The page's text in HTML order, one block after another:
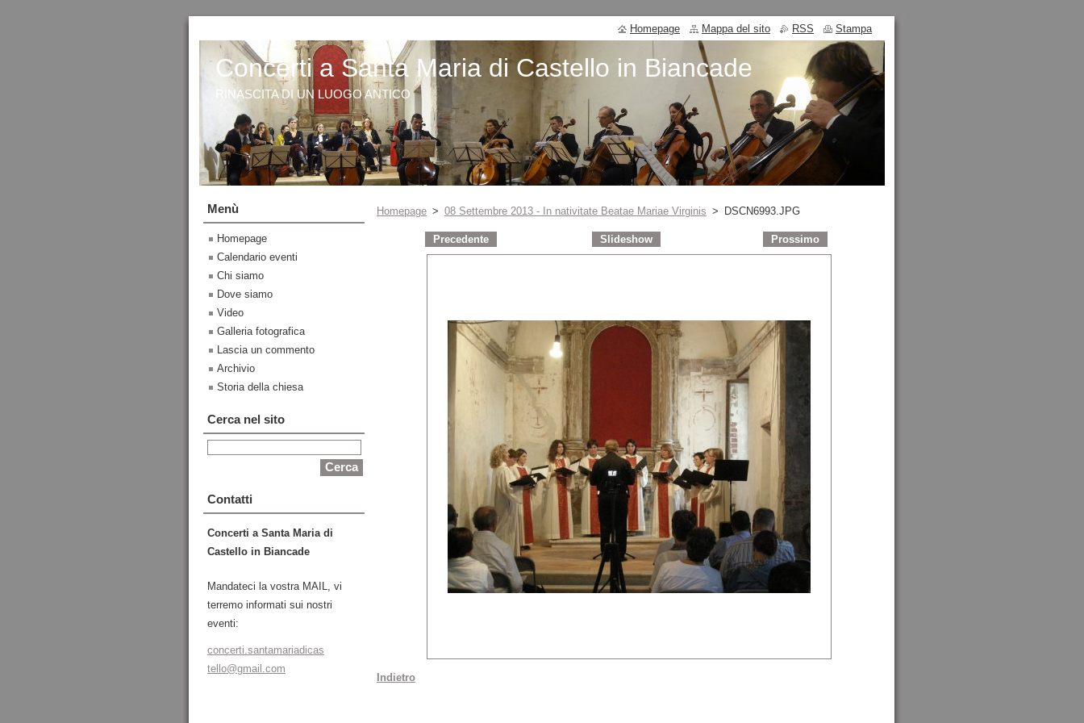
Concerti a Santa Maria di Castello in Biancade
RINASCITA DI UN LUOGO ANTICO
Homepage > 08 Settembre 2013 - In nativitate Beatae Mariae Virginis > DSCN6993.JPG
Precedente Slideshow Prossimo
Indietro
Menù
Homepage
Calendario eventi
Chi siamo
Dove siamo
Video
Galleria fotografica
Lascia un commento
Archivio
Storia della chiesa
Cerca nel sito
Contatti
Concerti a Santa Maria di
Castello in Biancade
Mandateci la vostra MAIL, vi
terremo informati sui nostri
eventi:
concerti.santamariadicas
tello@gmail.com
Homepage Mappa del sito RSS Stampa